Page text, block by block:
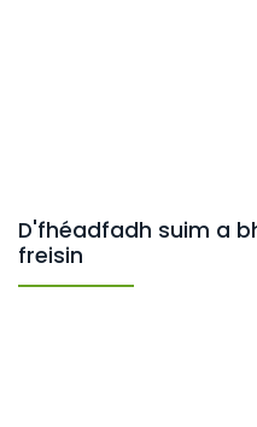
D'fhéadfadh suim a
freisin